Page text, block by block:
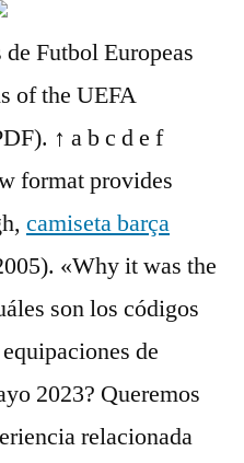
Futbol Europeas
of the UEFA
↑ a b c d e f
format provides
camiseta barça
«Why it was the
son los códigos
de
2023? Queremos
relacionada